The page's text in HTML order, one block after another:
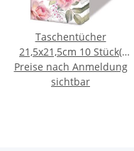
Taschentücher
21,5x21,5cm 10 Stück(
Josephine ) , AMBIENTE
Preise nach Anmeldung
sichtbar